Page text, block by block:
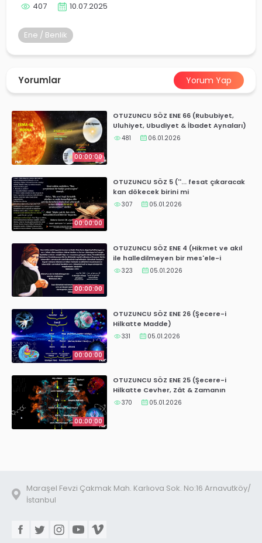
407 10.07.2025
Ene / Benlik
Yorumlar Yorum Yap
00:00:00
OTUZUNCU SÖZ ENE 66 (Rububiyet,
Uluhiyet, Ubudiyet & İbadet Aynaları)
481 06.01.2026
00:00:00
OTUZUNCU SÖZ 5 (''... fesat çıkaracak
kan dökecek birini mi
yaratacaksın?''Bakara Suresi 30.ayet
307 05.01.2026
00:00:00
OTUZUNCU SÖZ ENE 4 (Hikmet ve akıl
ile halledilmeyen bir mes'ele-i
mühimme)
323 05.01.2026
00:00:00
OTUZUNCU SÖZ ENE 26 (Şecere-i
Hilkatte Madde)
331 05.01.2026
00:00:00
OTUZUNCU SÖZ ENE 25 (Şecere-i
Hilkatte Cevher, Zât & Zamanın
Hakikatı)
370 05.01.2026
Maraşel Fevzi Çakmak Mah. Karlıova Sok. No:16 Arnavutköy/
İstanbul